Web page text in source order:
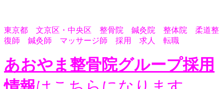
東京都 文京区・中央区 整骨院 鍼灸院 整体院 柔道整
復師 鍼灸師 マッサージ師 採用 求人 転職
あおやま整骨院グループ採用